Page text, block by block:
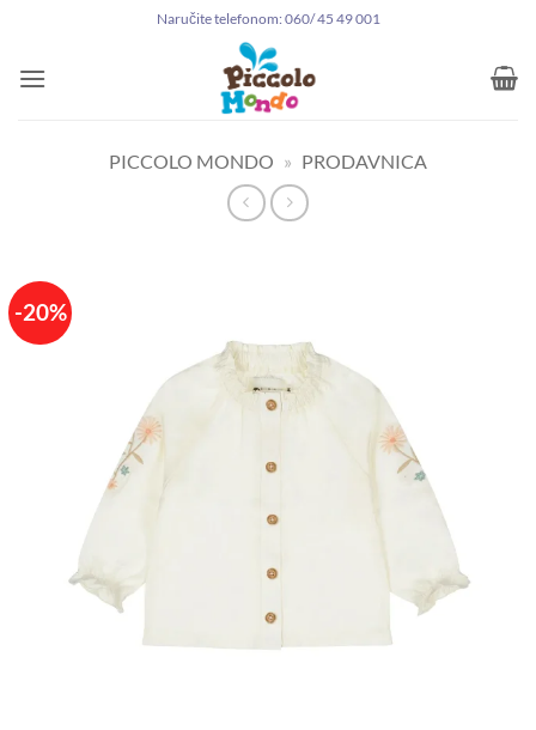
sadržaj
Naručite telefonom: 060/ 45 49 001
PICCOLO MONDO » PRODAVNICA
-20%